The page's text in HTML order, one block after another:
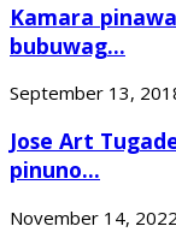
Kamara
bubuwag...
September 13,
Jose Art
pinuno...
November 14, 2022